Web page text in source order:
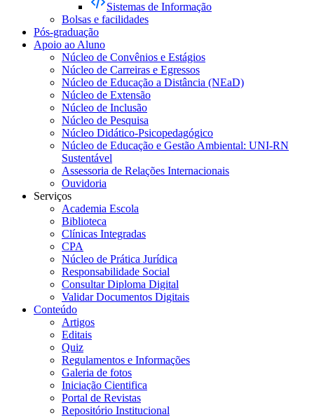
Sistemas de Informação
Bolsas e facilidades
Pós-graduação
Apoio ao Aluno
Núcleo de Convênios e Estágios
Núcleo de Carreiras e Egressos
Núcleo de Educação a Distância (NEaD)
Núcleo de Extensão
Núcleo de Inclusão
Núcleo de Pesquisa
Núcleo Didático-Psicopedagógico
Núcleo de Educação e Gestão Ambiental: UNI-RN
Sustentável
Assessoria de Relações Internacionais
Ouvidoria
Serviços
Academia Escola
Biblioteca
Clínicas Integradas
CPA
Núcleo de Prática Jurídica
Responsabilidade Social
Consultar Diploma Digital
Validar Documentos Digitais
Conteúdo
Artigos
Editais
Quiz
Regulamentos e Informações
Galeria de fotos
Iniciação Cientifica
Portal de Revistas
Repositório Institucional